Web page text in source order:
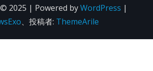
2025 | Powered byWordPress |
、投稿者: ThemeArile